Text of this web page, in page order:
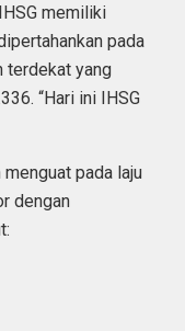
memiliki
pada
terdekat yang
“Hari ini IHSG
pada laju
dengan